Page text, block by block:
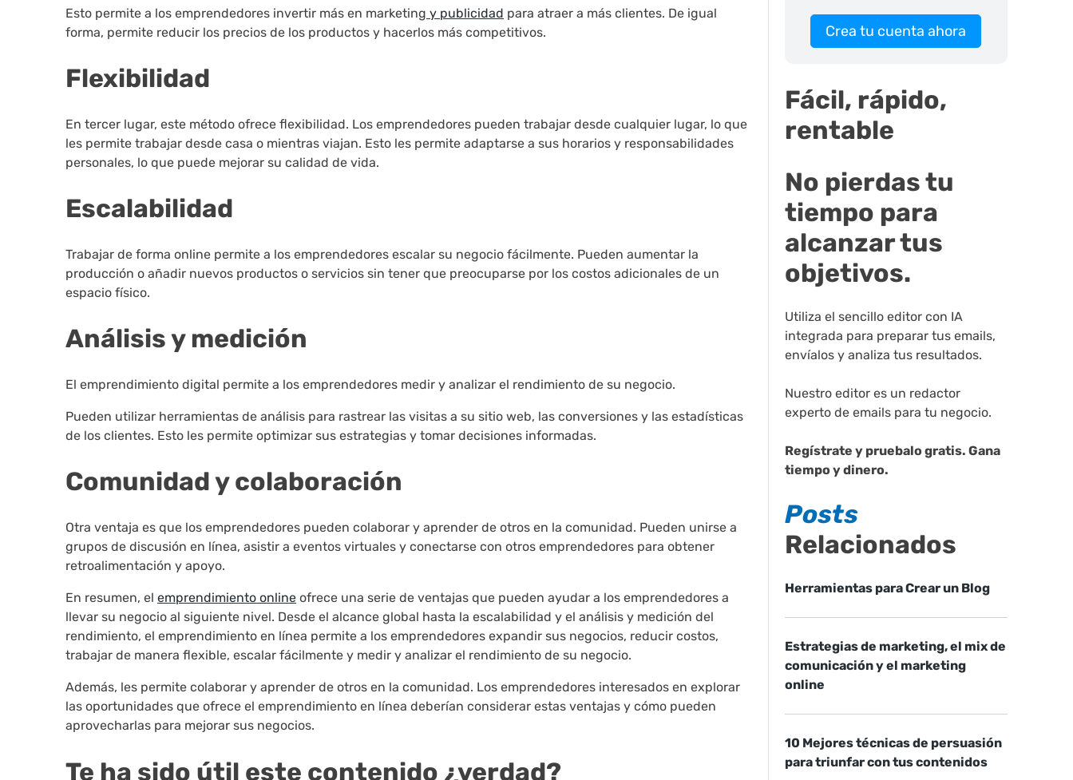
Esto permite a los emprendedores invertir más en marketing y publicidad para atraer a más clientes. De igual
forma, permite reducir los precios de los productos y hacerlos más competitivos.
Flexibilidad
En tercer lugar, este método ofrece flexibilidad. Los emprendedores pueden trabajar desde cualquier lugar, lo que
les permite trabajar desde casa o mientras viajan. Esto les permite adaptarse a sus horarios y responsabilidades
personales, lo que puede mejorar su calidad de vida.
Escalabilidad
Trabajar de forma online permite a los emprendedores escalar su negocio fácilmente. Pueden aumentar la
producción o añadir nuevos productos o servicios sin tener que preocuparse por los costos adicionales de un
espacio físico.
Análisis y medición
El emprendimiento digital permite a los emprendedores medir y analizar el rendimiento de su negocio.
Pueden utilizar herramientas de análisis para rastrear las visitas a su sitio web, las conversiones y las estadísticas
de los clientes. Esto les permite optimizar sus estrategias y tomar decisiones informadas.
Comunidad y colaboración
Otra ventaja es que los emprendedores pueden colaborar y aprender de otros en la comunidad. Pueden unirse a
grupos de discusión en línea, asistir a eventos virtuales y conectarse con otros emprendedores para obtener
retroalimentación y apoyo.
En resumen, el emprendimiento online ofrece una serie de ventajas que pueden ayudar a los emprendedores a
llevar su negocio al siguiente nivel. Desde el alcance global hasta la escalabilidad y el análisis y medición del
rendimiento, el emprendimiento en línea permite a los emprendedores expandir sus negocios, reducir costos,
trabajar de manera flexible, escalar fácilmente y medir y analizar el rendimiento de su negocio.
Además, les permite colaborar y aprender de otros en la comunidad. Los emprendedores interesados en explorar
las oportunidades que ofrece el emprendimiento en línea deberían considerar estas ventajas y cómo pueden
aprovecharlas para mejorar sus negocios.
Te ha sido útil este contenido ¿verdad?
Crea tu cuenta ahora
Fácil, rápido,
rentable
No pierdas tu
tiempo para
alcanzar tus
objetivos.
Utiliza el sencillo editor con IA
integrada para preparar tus emails,
envíalos y analiza tus resultados.
Nuestro editor es un redactor
experto de emails para tu negocio.
Regístrate y pruebalo gratis. Gana
tiempo y dinero.
Posts
Relacionados
Herramientas para Crear un Blog
Estrategias de marketing, el mix de
comunicación y el marketing
online
10 Mejores técnicas de persuasión
para triunfar con tus contenidos